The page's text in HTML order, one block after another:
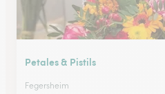
Petales & Pistils
Fegersheim